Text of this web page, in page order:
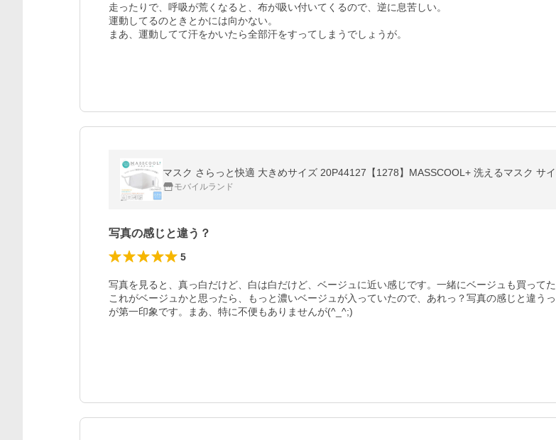
走ったりで、呼吸が荒くなると、布が吸い付いてくるので、逆に息苦しい。
運動してるのときとかには向かない。
まあ、運動してて汗をかいたら全部汗をすってしまうでしょうが。
マスク さらっと快適 大きめサイズ 20P44127【1278】MASSCOOL+ 洗えるマスク サ
モバイルランド
写真の感じと違う？
5
写真を見ると、真っ白だけど、白は白だけど、ベージュに近い感じです。一緒にベージュも買ってた
これがベージュかと思ったら、もっと濃いベージュが入っていたので、あれっ？写真の感じと違う
が第一印象です。まあ、特に不便もありませんが(^_^;)